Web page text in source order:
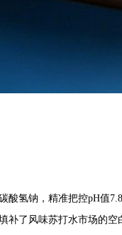
酸氢钠，精准把控pH值
补了风味苏打水市场的